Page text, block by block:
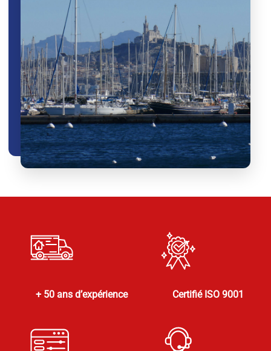
+ 50 ans d’expérience Certifié ISO 9001